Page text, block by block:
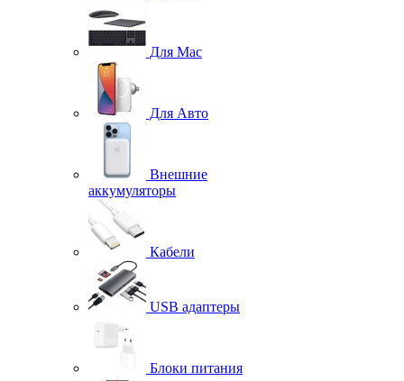
Для Mac
Для Авто
Внешние
аккумуляторы
Кабели
USB адаптеры
Блоки питания